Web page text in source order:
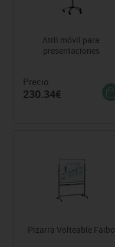
Atril móvil para
presentaciones
Precio
230.34€
Pizarra Volteable Faibo